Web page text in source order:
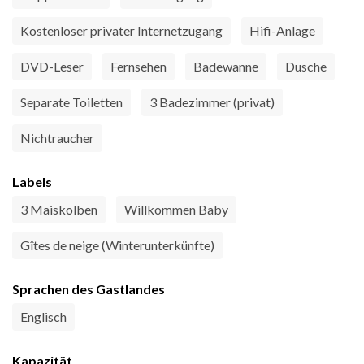
Kostenloser privater Internetzugang Hifi-Anlage
DVD-Leser Fernsehen Badewanne Dusche
Separate Toiletten 3 Badezimmer (privat)
Nichtraucher
Labels
3 Maiskolben
Willkommen Baby
Gîtes de neige (Winterunterkünfte)
Sprachen des Gastlandes
Englisch
Kapazität